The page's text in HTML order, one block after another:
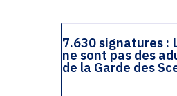
7.630 signatures :
ne sont pas des
de la Garde des